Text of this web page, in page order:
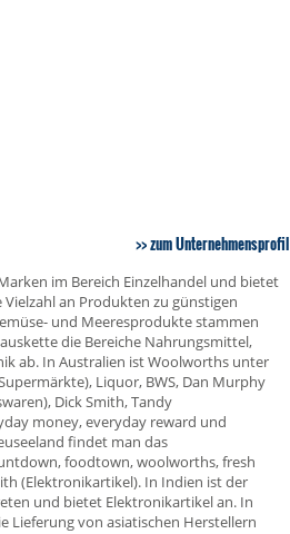
zum Unternehmensprofil
im Bereich Einzelhandel und bietet
an Produkten zu günstigen
und Meeresprodukte stammen
die Bereiche Nahrungsmittel,
ab. In Australien ist Woolworths unter
Liquor, BWS, Dan Murphy
Dick Smith, Tandy
money, everyday reward und
findet man das
foodtown, woolworths, fresh
(Elektronikartikel). In Indien ist der
und bietet Elektronikartikel an. In
Lieferung von asiatischen Herstellern